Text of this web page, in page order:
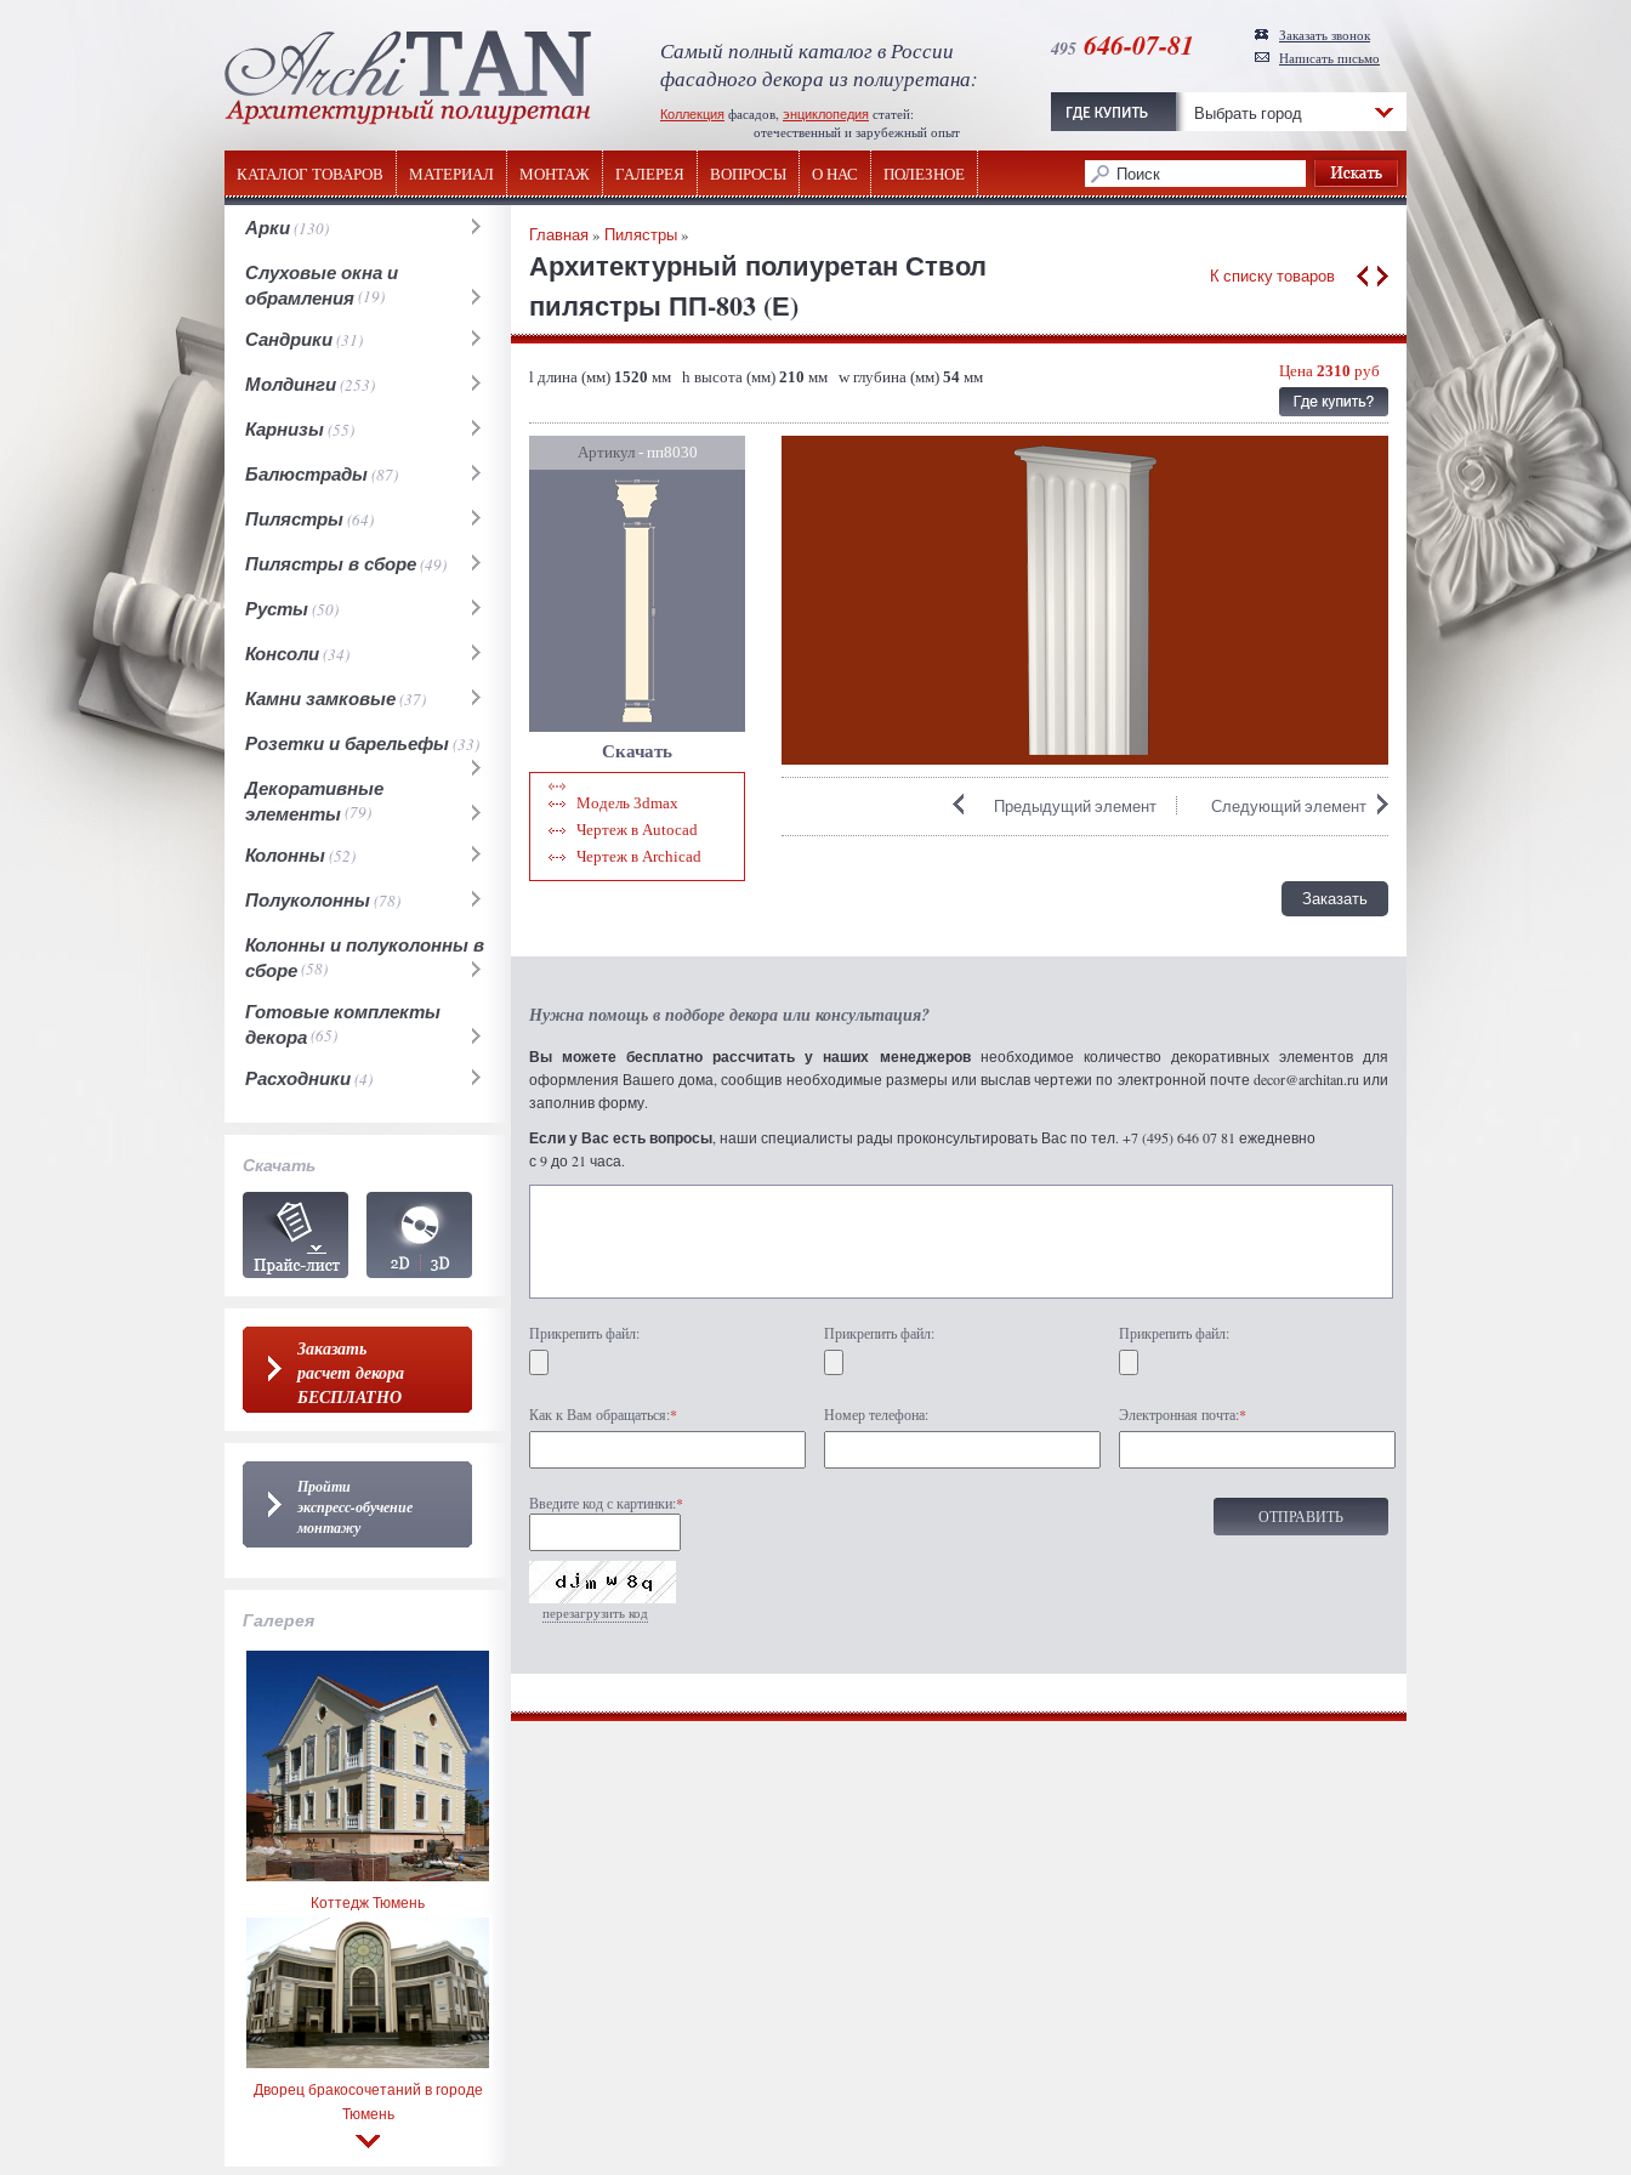
Самый полный каталог в России
фасадного декора из полиуретана:
Коллекция фасадов, энциклопедия статей:
отечественный и зарубежный опыт
495 646-07-81
Заказать звонок
Написать письмо
Выбрать город
КАТАЛОГ ТОВАРОВ МАТЕРИАЛ МОНТАЖ ГАЛЕРЕЯ ВОПРОСЫ О НАС ПОЛЕЗНОЕ
Арки(130)
Слуховые окна и
обрамления(19)
Сандрики(31)
Молдинги(253)
Карнизы(55)
Балюстрады(87)
Пилястры(64)
Пилястры в сборе(49)
Русты(50)
Консоли(34)
Камни замковые(37)
Розетки и барельефы(33)
Декоративные
элементы(79)
Колонны(52)
Полуколонны(78)
Колонны и полуколонны в
сборе(58)
Готовые комплекты
декора(65)
Расходники(4)
Скачать
Заказать
расчет декора
БЕСПЛАТНО
Пройти
экспресс-обучение
монтажу
Галерея
Коттедж Тюмень
Дворец бракосочетаний в городе
Тюмень
Главная» Пилястры»
Архитектурный полиуретан Ствол
пилястры ПП-803 (Е)
К списку товаров
l длина (мм) 1520 мм h высота (мм) 210 мм w глубина (мм) 54 мм Цена 2310 руб
Артикул- пп8030
Скачать
Модель 3dmax
Чертеж в Autocad
Чертеж в Archicad
Следующий элемент
Предыдущий элемент
Заказать
Нужна помощь в подборе декора или консультация?
Вы можете бесплатно рассчитать у наших менеджеровнеобходимое количество декоративных элементов для
оформления Вашего дома, сообщив необходимые размеры или выслав чертежи по электронной почте decor@architan.ru или
заполнив форму.
Если у Вас есть вопросы , наши специалисты рады проконсультировать Вас по тел. +7 (495) 646 07 81 ежедневно
с 9 до 21 часа.
Прикрепить файл: Прикрепить файл: Прикрепить файл:
Как к Вам обращаться:* Номер телефона: Электронная почта:*
Введите код с картинки:*
перезагрузить код